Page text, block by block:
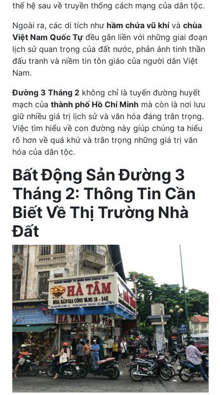
thế hệ sau về truyền thống cách mạng của dân tộc.
Ngoài ra, các di tích như hầm chứa vũ khívà chùa
Việt Nam Quốc Tựđều gắn liền với những giai đoạn
lịch sử quan trọng của đất nước, phản ánh tinh thần
đấu tranh và niềm tin tôn giáo của người dân Việt
Nam.
Đường 3 Tháng 2 không chỉ là tuyến đường huyết
mạch của thành phố Hồ Chí Minh mà còn là nơi lưu
giữ nhiều giá trị lịch sử và văn hóa đáng trân trọng.
Việc tìm hiểu về con đường này giúp chúng ta hiểu
rõ hơn về quá khứ và trân trọng những giá trị văn
hóa của dân tộc.
Bất Động Sản Đường 3
Tháng 2: Thông Tin Cần
Biết Về Thị Trường Nhà
Đất